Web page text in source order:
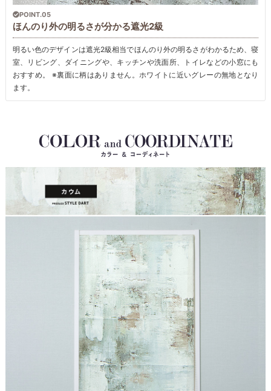
POINT.05
ほんのり外の明るさが分かる遮光2級
明るい色のデザインは遮光2級相当でほんのり外の明るさがわかるため、寝
室、リビング、ダイニングや、キッチンや洗面所、トイレなどの小窓にも
おすすめ。 ※裏面に柄はありません。ホワイトに近いグレーの無地となり
ます。